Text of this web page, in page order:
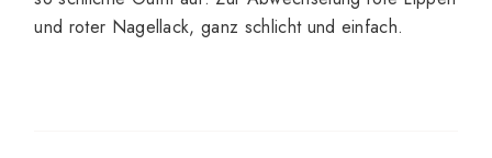
und roter Nagellack, ganz schlicht und einfach.